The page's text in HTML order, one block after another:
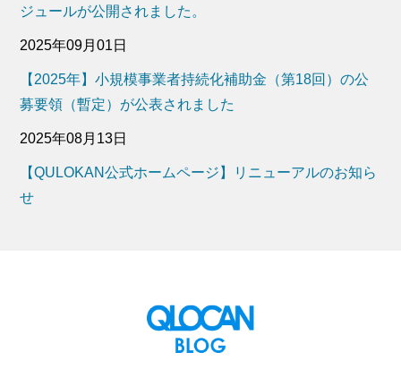
ジュールが公開されました。
2025年09月01日
【2025年】小規模事業者持続化補助金（第18回）の公
募要領（暫定）が公表されました
2025年08月13日
【QULOKAN公式ホームページ】リニューアルのお知ら
せ